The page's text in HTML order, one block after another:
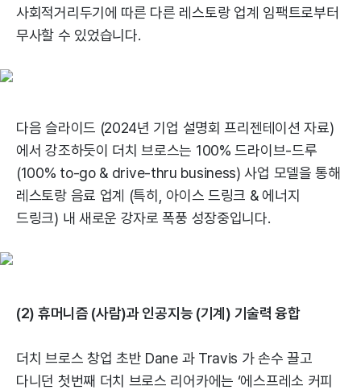
사회적거리두기에 따른 다른 레스토랑 업계 임팩트로부터
무사할 수 있었습니다.
다음 슬라이드 (2024년 기업 설명회 프리젠테이션 자료)
에서 강조하듯이 더치 브로스는 100% 드라이브-드루
(100% to-go & drive-thru business) 사업 모델을 통해
레스토랑 음료 업계 (특히, 아이스 드링크 & 에너지
드링크) 내 새로운 강자로 폭풍 성장중입니다.
(2) 휴머니즘 (사람)과 인공지능 (기계) 기술력 융합
더치 브로스 창업 초반 Dane 과 Travis 가 손수 끌고
다니던 첫번째 더치 브로스 리어카에는 ‘에스프레소 커피